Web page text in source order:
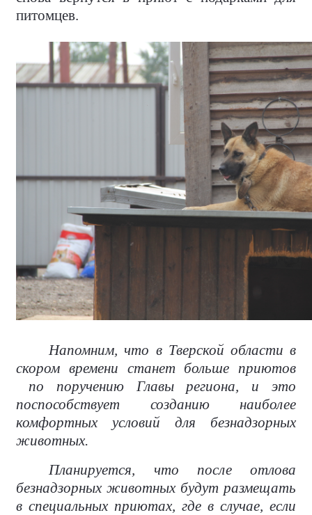
питомцев.
Напомним, что в Тверской области в
скором времени станет больше приютов
по поручению Главы региона, и это
поспособствует созданию наиболее
комфортных условий для безнадзорных
животных.
Планируется, что после отлова
безнадзорных животных будут размещать
в специальных приютах, где в случае, если